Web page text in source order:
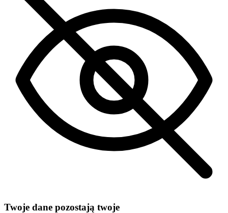
Twoje dane pozostają twoje